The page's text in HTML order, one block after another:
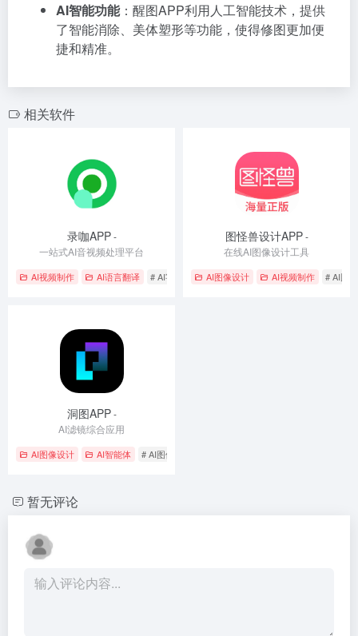
AI智能功能：醒图APP利用人工智能技术，提供
了智能消除、美体塑形等功能，使得修图更加便
捷和精准。
相关软件
录咖APP-
一站式AI音视频处理平台
AI视频制作 AI语言翻译 # AI字幕 # AI视频生成 # 文字转语音
图怪兽设计APP-
在线AI图像设计工具
AI图像设计 AI视频制作 # AI图
洞图APP-
AI滤镜综合应用
AI图像设计 AI智能体 # AI图像生成
暂无评论